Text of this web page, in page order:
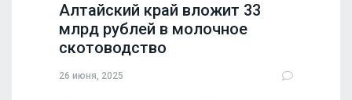
Алтайский край вложит 33
млрд рублей в молочное
скотоводство
26 июня, 2025